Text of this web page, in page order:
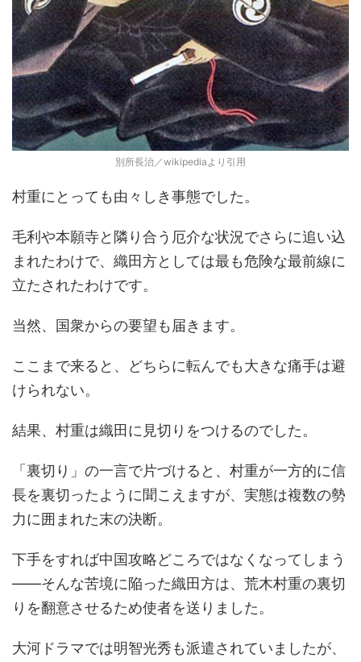
別所長治／wikipediaより引用
村重にとっても由々しき事態でした。
毛利や本願寺と隣り合う厄介な状況でさらに追い込
まれたわけで、織田方としては最も危険な最前線に
立たされたわけです。
当然、国衆からの要望も届きます。
ここまで来ると、どちらに転んでも大きな痛手は避
けられない。
結果、村重は織田に見切りをつけるのでした。
「裏切り」の一言で片づけると、村重が一方的に信
長を裏切ったように聞こえますが、実態は複数の勢
力に囲まれた末の決断。
下手をすれば中国攻略どころではなくなってしまう
――そんな苦境に陥った織田方は、荒木村重の裏切
りを翻意させるため使者を送りました。
大河ドラマでは明智光秀も派遣されていましたが、